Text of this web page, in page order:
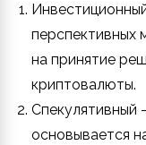
перспективных
на принятие
криптовалюты.
Спекулятивный
основывается